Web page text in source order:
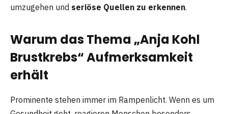
umzugehen und seriöse Quellen zu erkennen.
Warum das Thema „Anja Kohl
Brustkrebs“ Aufmerksamkeit
erhält
Prominente stehen immer im Rampenlicht. Wenn es um